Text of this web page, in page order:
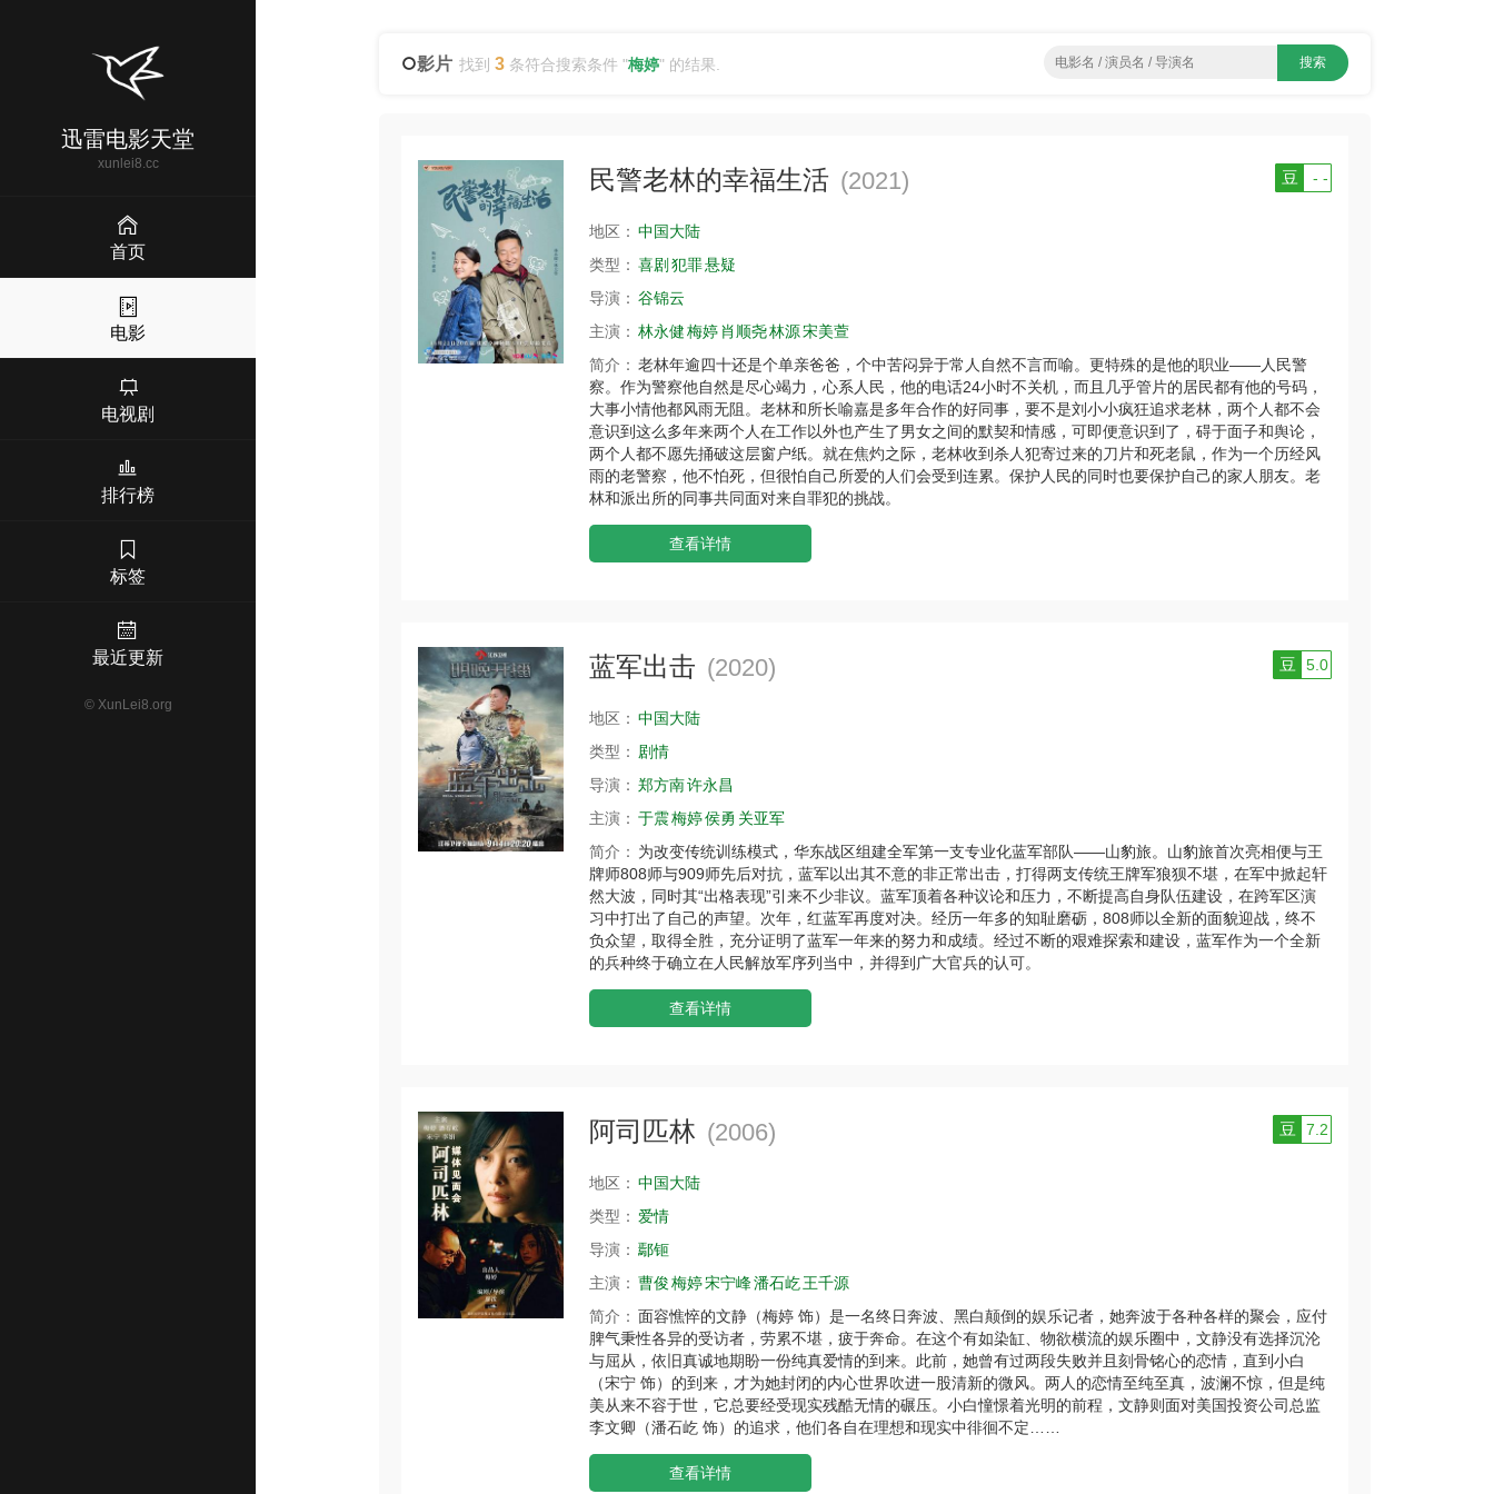
迅雷电影天堂
xunlei8.cc
首页
电影
电视剧
排行榜
标签
最近更新
© XunLei8.org
影片 找到3 条符合搜索条件 "梅婷" 的结果.
民警老林的幸福生活 (2021) 豆 - -
地区： 中国大陆
类型： 喜剧 犯罪悬疑
导演： 谷锦云
主演： 林永健梅婷肖顺尧林源宋美萱
简介： 老林年逾四十还是个单亲爸爸，个中苦闷异于常人自然不言而喻。更特殊的是他的职业——人民警
察。作为警察他自然是尽心竭力，心系人民，他的电话24小时不关机，而且几乎管片的居民都有他的号码，
大事小情他都风雨无阻。老林和所长喻嘉是多年合作的好同事，要不是刘小小疯狂追求老林，两个人都不会
意识到这么多年来两个人在工作以外也产生了男女之间的默契和情感，可即便意识到了，碍于面子和舆论，
两个人都不愿先捅破这层窗户纸。就在焦灼之际，老林收到杀人犯寄过来的刀片和死老鼠，作为一个历经风
雨的老警察，他不怕死，但很怕自己所爱的人们会受到连累。保护人民的同时也要保护自己的家人朋友。老
林和派出所的同事共同面对来自罪犯的挑战。
查看详情
蓝军出击 (2020) 豆 5.0
地区： 中国大陆
类型： 剧情
导演： 郑方南许永昌
主演： 于震梅婷侯勇 关亚军
简介： 为改变传统训练模式，华东战区组建全军第一支专业化蓝军部队——山豹旅。山豹旅首次亮相便与王
牌师808师与909师先后对抗，蓝军以出其不意的非正常出击，打得两支传统王牌军狼狈不堪，在军中掀起轩
然大波，同时其“出格表现”引来不少非议。蓝军顶着各种议论和压力，不断提高自身队伍建设，在跨军区演
习中打出了自己的声望。次年，红蓝军再度对决。经历一年多的知耻磨砺，808师以全新的面貌迎战，终不
负众望，取得全胜，充分证明了蓝军一年来的努力和成绩。经过不断的艰难探索和建设，蓝军作为一个全新
的兵种终于确立在人民解放军序列当中，并得到广大官兵的认可。
查看详情
阿司匹林 (2006) 豆 7.2
地区： 中国大陆
类型： 爱情
导演： 鄢钷
主演： 曹俊梅婷宋宁峰潘石屹王千源
简介： 面容憔悴的文静（梅婷 饰）是一名终日奔波、黑白颠倒的娱乐记者，她奔波于各种各样的聚会，应付
脾气秉性各异的受访者，劳累不堪，疲于奔命。在这个有如染缸、物欲横流的娱乐圈中，文静没有选择沉沦
与屈从，依旧真诚地期盼一份纯真爱情的到来。此前，她曾有过两段失败并且刻骨铭心的恋情，直到小白
（宋宁 饰）的到来，才为她封闭的内心世界吹进一股清新的微风。两人的恋情至纯至真，波澜不惊，但是纯
美从来不容于世，它总要经受现实残酷无情的碾压。小白憧憬着光明的前程，文静则面对美国投资公司总监
李文卿（潘石屹 饰）的追求，他们各自在理想和现实中徘徊不定……
查看详情